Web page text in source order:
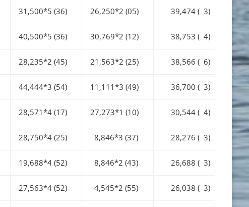
31,500*5 (36) 26,250*2 (05) 39,474 ( 3)
40,500*5 (36) 30,769*2 (12) 38,753 ( 4)
28,235*2 (45) 21,563*2 (25) 38,566 ( 6)
44,444*3 (54) 11,111*3 (49) 36,700 ( 3)
28,571*4 (17) 27,273*1 (10) 30,544 ( 4)
28,750*4 (25) 8,846*3 (37) 28,276 ( 3)
19,688*4 (52) 8,846*2 (43) 26,688 ( 3)
27,563*4 (52) 4,545*2 (55) 26,038 ( 3)